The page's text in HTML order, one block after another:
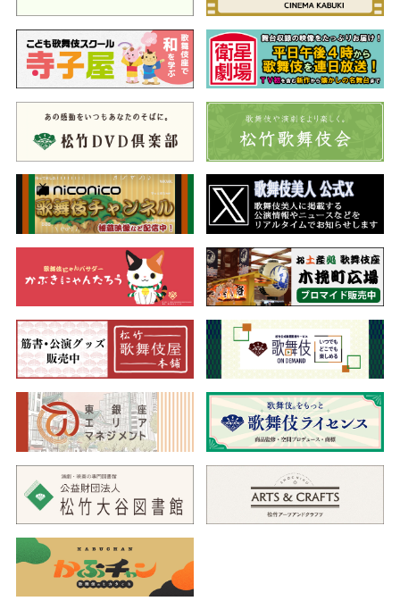
明する手立てがなく窮地に立たされます。しかし民部は、すべて
は大膳の陰謀と悟り、左衛門を幸崎家へ、薄雪姫を園部家へ預け
て詮議したいというそれぞれの父親たちの申し出を受け入れて、
その場を後にします。
一、通し狂言新薄雪物語（しんうすゆきものがたり）
広間・合腹
◇我が子のために苦悩する二人の父の姿
薄雪姫を預かる園部家では、園部兵衛の奥方梅の方がその世話
をしています。兵衛は、今回の一件を大膳の陰謀と察しています
が、証拠がなく、薄雪姫が六波羅に捕らえられ責め殺されてはと
案じ、館から落ち延びさせます。そこへ幸崎伊賀守からの使者で
ある刎川（はねかわ）兵蔵が訪ねて来て、左衛門が謀反の件をす
べて白状したので、伊賀守がその首を打ったと語り、同罪の薄雪
姫の首も打つようにと言上します。やがて伊賀守が首桶を手にし
て現れ、まもなく兵衛も首桶を携えて現れます。そして二人が首
桶を開けると中にあったのは…。
正宗内
◇刀鍛冶の秘伝をめぐる父子の葛藤
大和国にある刀鍛冶の五郎兵衛正宗の家。来国行の子国俊は、
父から勘当された後、刀鍛冶の修業のため、吉介と名を変えて奉
公しています。吉介は正宗の娘のおれんと恋仲ですが、おれんの
兄である団九郎は、秋月大膳の悪事に加担する身です。団九郎は
父の正宗から刀鍛冶の秘伝を盗み出そうとしていますが、吉介を
国俊と見抜いていた正宗は、師匠の孫である国俊に風呂の湯加減
から刀の秘伝を教えます。一方、刀鍛冶の細工場では団九郎が湯